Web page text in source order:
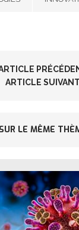
ARTICLE SUIVANT
SUR LE MÊME